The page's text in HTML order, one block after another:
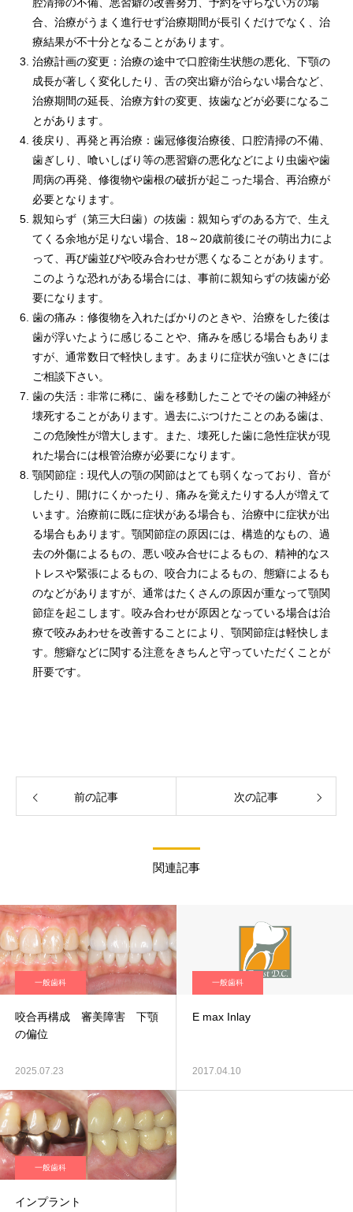
合、治療がうまく進行せず治療期間が長引くだけでなく、治
療結果が不十分となることがあります。
治療計画の変更：治療の途中で口腔衛生状態の悪化、下顎の
成長が著しく変化したり、舌の突出癖が治らない場合など、
治療期間の延長、治療方針の変更、抜歯などが必要になるこ
とがあります。
後戻り、再発と再治療：歯冠修復治療後、口腔清掃の不備、
歯ぎしり、喰いしばり等の悪習癖の悪化などにより虫歯や歯
周病の再発、修復物や歯根の破折が起こった場合、再治療が
必要となります。
親知らず（第三大臼歯）の抜歯：親知らずのある方で、生え
てくる余地が足りない場合、18～20歳前後にその萌出力によ
って、再び歯並びや咬み合わせが悪くなることがあります。
このような恐れがある場合には、事前に親知らずの抜歯が必
要になります。
歯の痛み：修復物を入れたばかりのときや、治療をした後は
歯が浮いたように感じることや、痛みを感じる場合もありま
すが、通常数日で軽快します。あまりに症状が強いときには
ご相談下さい。
歯の失活：非常に稀に、歯を移動したことでその歯の神経が
壊死することがあります。過去にぶつけたことのある歯は、
この危険性が増大します。また、壊死した歯に急性症状が現
れた場合には根管治療が必要になります。
顎関節症：現代人の顎の関節はとても弱くなっており、音が
したり、開けにくかったり、痛みを覚えたりする人が増えて
います。治療前に既に症状がある場合も、治療中に症状が出
る場合もあります。顎関節症の原因には、構造的なもの、過
去の外傷によるもの、悪い咬み合せによるもの、精神的なス
トレスや緊張によるもの、咬合力によるもの、態癖によるも
のなどがありますが、通常はたくさんの原因が重なって顎関
節症を起こします。咬み合わせが原因となっている場合は治
療で咬みあわせを改善することにより、顎関節症は軽快しま
す。態癖などに関する注意をきちんと守っていただくことが
肝要です。
前の記事 次の記事
関連記事
一般歯科
咬合再構成 審美障害 下顎
の偏位
2025.07.23
一般歯科
E max Inlay
2017.04.10
一般歯科
インプラント